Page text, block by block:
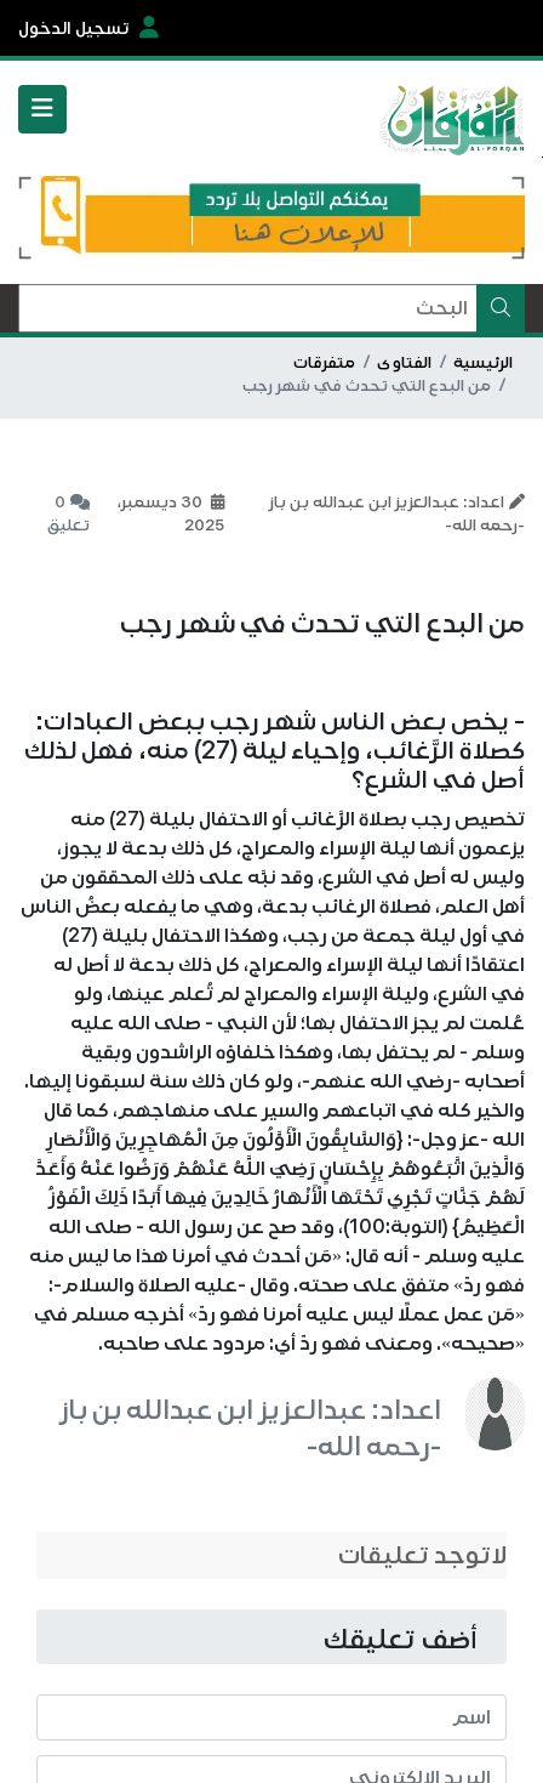
تسجيل الدخول
الرئيسية الفتاوى
متفرقات
من البدع التي تحدث في شهر رجب
اعداد: عبدالعزيز ابن عبدالله بن باز
-رحمه الله-
30 ديسمبر،
2025
0
تعليق
من البدع التي تحدث في شهر رجب
- يخص بعض الناس شهر رجب ببعض العبادات:
كصلاة الرَّغائب، وإحياء ليلة (27) منه، فهل لذلك
أصل في الشرع؟
تخصيص رجب بصلاة الرَّغائب أو الاحتفال بليلة (27) منه
يزعمون أنها ليلة الإسراء والمعراج، كل ذلك بدعة لا يجوز،
وليس له أصل في الشرع، وقد نبَّه على ذلك المحققون من
أهل العلم، فصلاة الرغائب بدعة، وهي ما يفعله بعضُ الناس
في أول ليلة جمعة من رجب، وهكذا الاحتفال بليلة (27)
اعتقادًا أنها ليلة الإسراء والمعراج، كل ذلك بدعة لا أصل له
في الشرع، وليلة الإسراء والمعراج لم تُعلم عينها، ولو
عُلمت لم يجز الاحتفال بها؛ لأن النبي - صلى الله عليه
وسلم - لم يحتفل بها، وهكذا خلفاؤه الراشدون وبقية
أصحابه -رضي الله عنهم-، ولو كان ذلك سنة لسبقونا إليها.
والخير كله في اتباعهم والسير على منهاجهم، كما قال
الله -عز وجل-: {وَالسَّابِقُونَ الْأَوَّلُونَ مِنَ الْمُهَاجِرِينَ وَالْأَنْصَارِ
وَالَّذِينَ اتَّبَعُوهُمْ بِإِحْسَانٍ رَضِيَ اللَّهُ عَنْهُمْ وَرَضُوا عَنْهُ وَأَعَدَّ
لَهُمْ جَنَّاتٍ تَجْرِي تَحْتَهَا الْأَنْهَارُ خَالِدِينَ فِيهَا أَبَدًا ذَلِكَ الْفَوْزُ
الْعَظِيمُ} (التوبة:100)، وقد صح عن رسول الله - صلى الله
عليه وسلم - أنه قال: «مَن أحدث في أمرنا هذا ما ليس منه
فهو ردّ» متفق على صحته. وقال -عليه الصلاة والسلام-:
«مَن عمل عملًا ليس عليه أمرنا فهو ردّ» أخرجه مسلم في
«صحيحه». ومعنى فهو ردّ أي: مردود على صاحبه.
اعداد: عبدالعزيز ابن عبدالله بن باز
-رحمه الله-
لاتوجد تعليقات
أضف تعليقك